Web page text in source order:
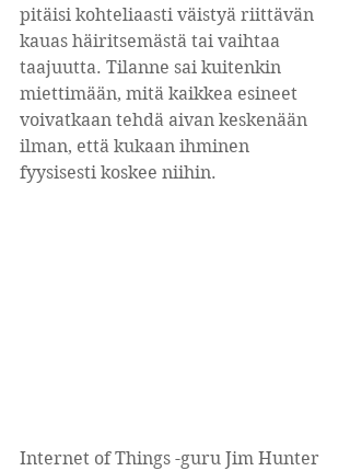
pitäisi kohteliaasti väistyä riittävän
kauas häiritsemästä tai vaihtaa
taajuutta. Tilanne sai kuitenkin
miettimään, mitä kaikkea esineet
voivatkaan tehdä aivan keskenään
ilman, että kukaan ihminen
fyysisesti koskee niihin.
Internet of Things -guru Jim Hunter